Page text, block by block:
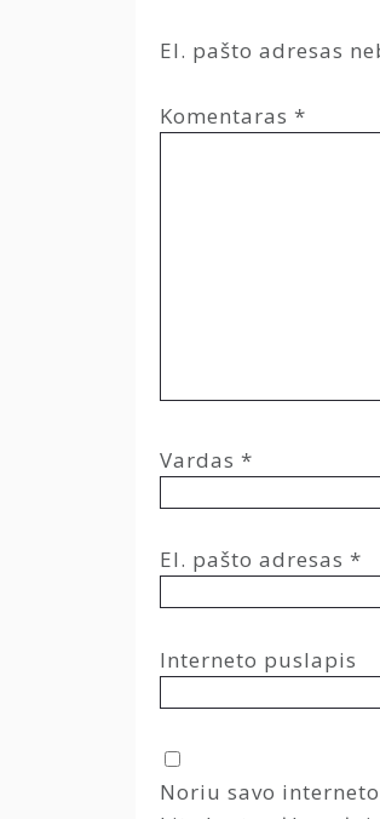
El. pašto adresas
Komentaras *
Vardas *
El. pašto adresas *
Interneto puslapis
Noriu savo